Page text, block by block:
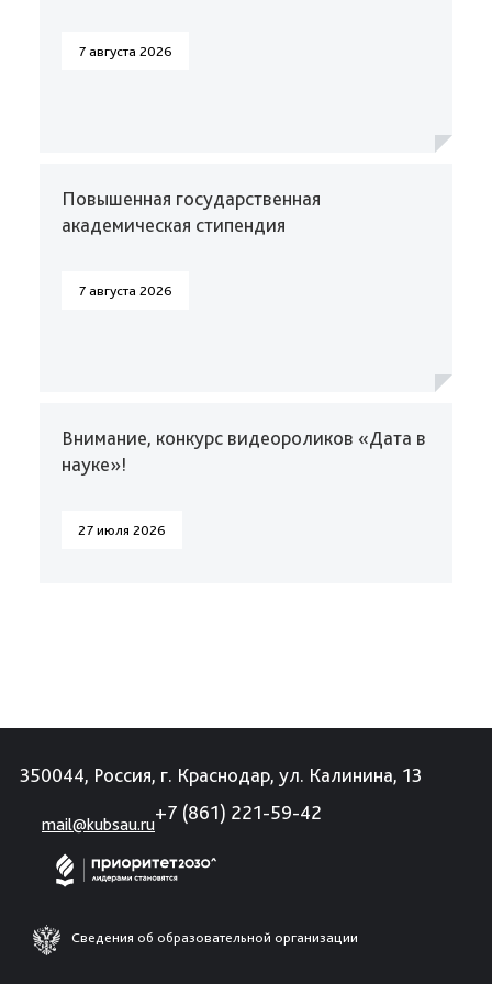
7 августа 2026
Повышенная государственная
академическая стипендия
7 августа 2026
Внимание, конкурс видеороликов «Дата в
науке»!
27 июля 2026
350044, Россия, г. Краснодар, ул. Калинина, 13
mail@kubsau.ru
+7 (861) 221-59-42
Сведения об образовательной организации